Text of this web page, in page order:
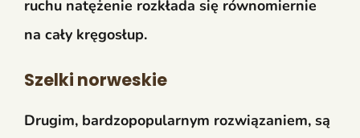
ruchu natężenie rozkłada się równomiernie
na cały kręgosłup.
Szelki norweskie
Drugim, bardzopopularnym rozwiązaniem, są